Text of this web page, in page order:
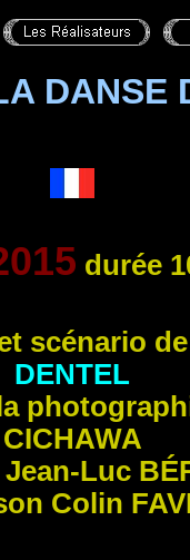
DANSE
durée
scénario
DENTEL
CICHAWA
Luc
Colin